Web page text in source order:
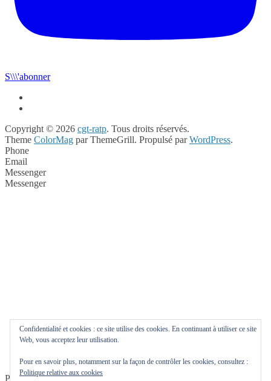
S\\\'abonner
Copyright © 2026 cgt-ratp. Tous droits réservés.
Theme ColorMag par ThemeGrill. Propulsé parWordPress.
Phone
Email
Messenger
Messenger
Phone
Confidentialité et cookies : ce site utilise des cookies. En continuant à utiliser ce site
Web, vous acceptez leur utilisation.
Pour en savoir plus, notamment sur la façon de contrôler les cookies, consultez :
Politique relative aux cookies